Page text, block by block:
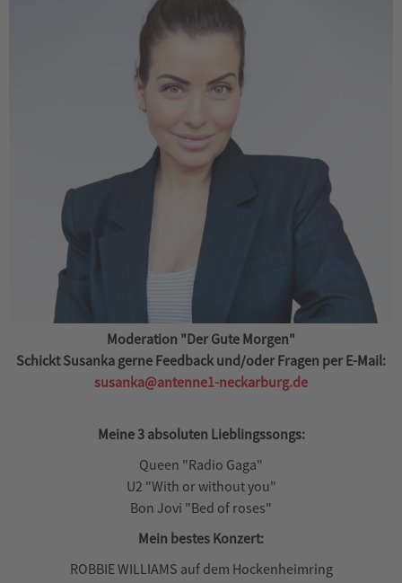
Moderation "Der Gute Morgen"
Schickt Susanka gerne Feedback und/oder Fragen per E-Mail:
susanka@antenne1-neckarburg.de
Meine 3 absoluten Lieblingssongs:
Queen "Radio Gaga"
U2 "With or without you"
Bon Jovi "Bed of roses"
Mein bestes Konzert:
ROBBIE WILLIAMS auf dem Hockenheimring